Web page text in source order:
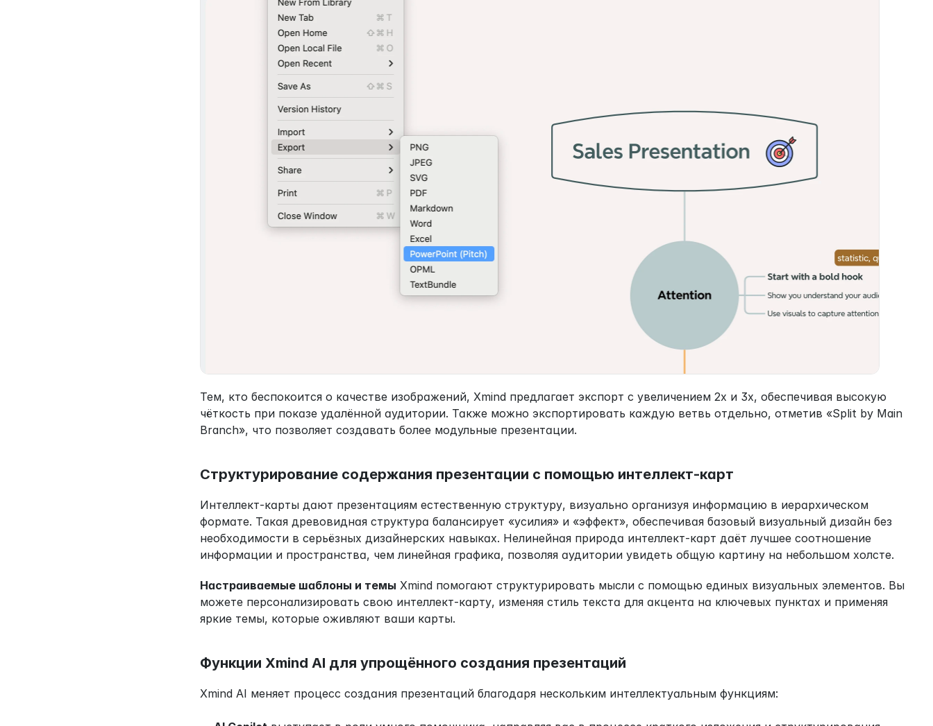
Тем, кто беспокоится о качестве изображений, Xmind предлагает экспорт с увеличением 2x и 3x, обеспечивая высокую
чёткость при показе удалённой аудитории. Также можно экспортировать каждую ветвь отдельно, отметив «Split by Main
Branch», что позволяет создавать более модульные презентации.
Структурирование содержания презентации с помощью интеллект-карт
Интеллект-карты дают презентациям естественную структуру, визуально организуя информацию в иерархическом
формате. Такая древовидная структура балансирует «усилия» и «эффект», обеспечивая базовый визуальный дизайн без
необходимости в серьёзных дизайнерских навыках. Нелинейная природа интеллект-карт даёт лучшее соотношение
информации и пространства, чем линейная графика, позволяя аудитории увидеть общую картину на небольшом холсте.
Настраиваемые шаблоны и темы Xmind помогают структурировать мысли с помощью единых визуальных элементов. Вы
можете персонализировать свою интеллект-карту, изменяя стиль текста для акцента на ключевых пунктах и применяя
яркие темы, которые оживляют ваши карты.
Функции Xmind AI для упрощённого создания презентаций
Xmind AI меняет процесс создания презентаций благодаря нескольким интеллектуальным функциям: